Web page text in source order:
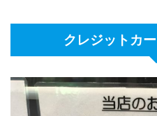
クレジットカ